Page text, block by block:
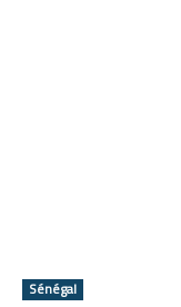
Sénégal